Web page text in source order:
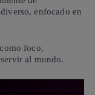
enfocado en
foco,
al mundo.